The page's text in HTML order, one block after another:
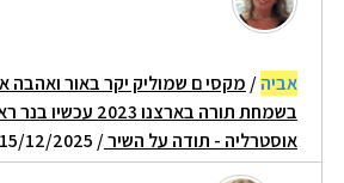
אביה/ מקסי ם שמוליק יקר באור ואהבה
בשמחת תורה בארצנו
אוסטרליה - תודה על השיר/ 15/12/2025 19:42